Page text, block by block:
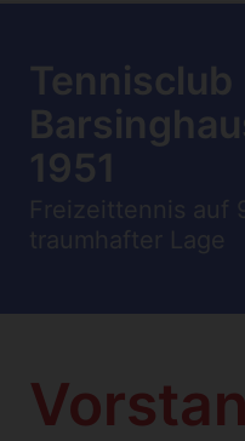
Tennisclub
1951